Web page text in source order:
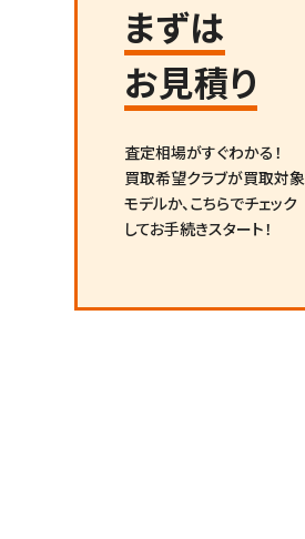
まずは
お見積り
査定相場がすぐわかる！
買取希望クラブが買取対象
モデルか、 こちらでチェック
してお手続きスタート！